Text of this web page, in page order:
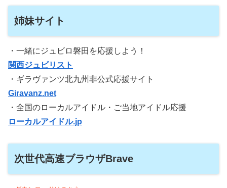
姉妹サイト
・一緒にジュビロ磐田を応援しよう！
関西ジュビリスト
・ギラヴァンツ北九州非公式応援サイト
Giravanz.net
・全国のローカルアイドル・ご当地アイドル応援
ローカルアイドル.jp
次世代高速ブラウザBrave